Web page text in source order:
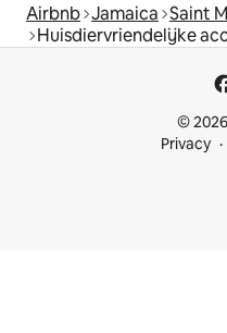
Airbnb Jamaica Saint
Huisdiervriendelijke
©
Privacy